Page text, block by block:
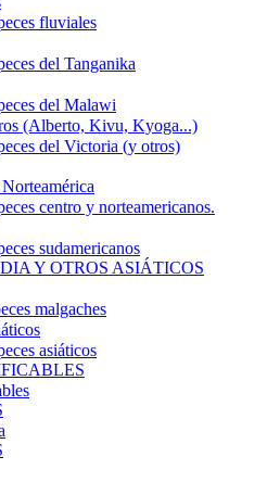
fluviales
del Tanganika
del Malawi
(Alberto, Kivu, Kyoga...)
del Victoria (y otros)
centro y norteamericanos.
sudamericanos
Y OTROS ASIÁTICOS
malgaches
asiáticos